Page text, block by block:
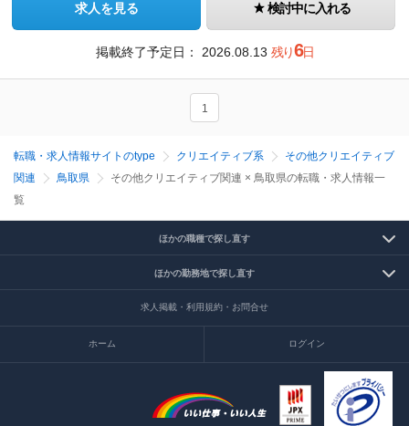
求人を見る 検討中に入れる
掲載終了予定日： 2026.08.13 残り6日
1
転職・求人情報サイトのtype クリエイティブ系
その他クリエイティブ
関連
鳥取県
その他クリエイティブ関連 × 鳥取県の転職・求人情報一
覧
ほかの職種で探し直す
ほかの勤務地で探し直す
求人掲載・利用規約・お問合せ
ホーム ログイン